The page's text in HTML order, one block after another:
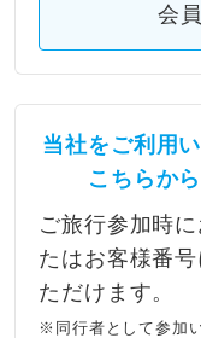
会
当社をご利用
こちらか
ご旅行参加時
たはお客様番
ただけます。
※同行者として参加